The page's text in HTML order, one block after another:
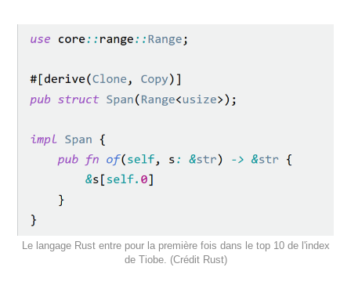
Le langage Rust entre pour la première fois dans le top 10 de l'index
de Tiobe. (Crédit Rust)